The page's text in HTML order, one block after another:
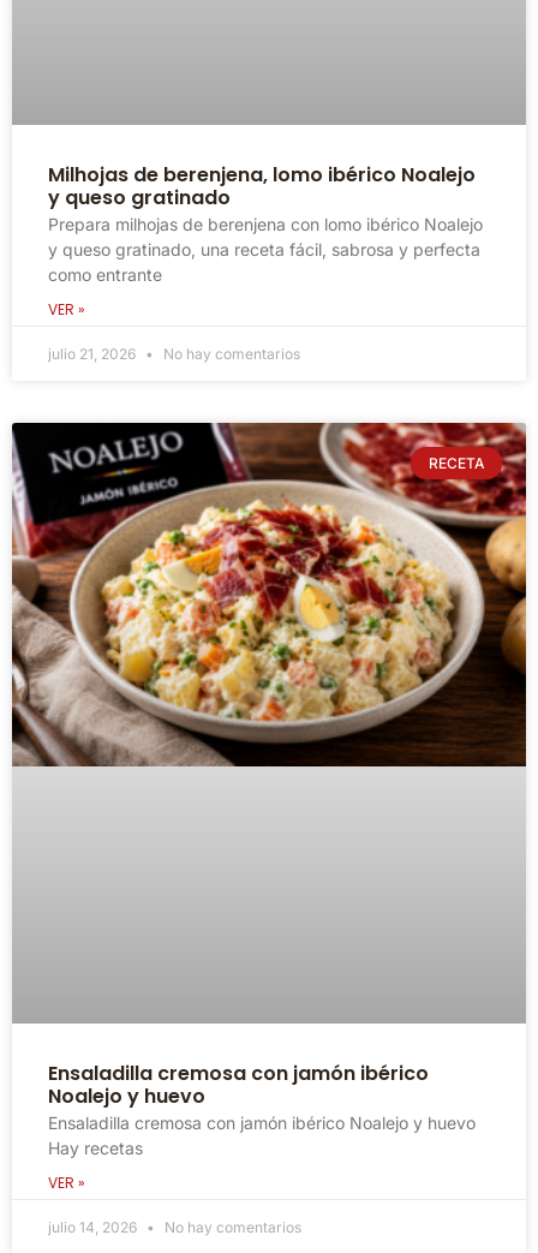
Milhojas de berenjena, lomo ibérico Noalejo
y queso gratinado
Prepara milhojas de berenjena con lomo ibérico Noalejo
y queso gratinado, una receta fácil, sabrosa y perfecta
como entrante
VER »
julio 21, 2026 No hay comentarios
RECETA
Ensaladilla cremosa con jamón ibérico
Noalejo y huevo
Ensaladilla cremosa con jamón ibérico Noalejo y huevo
Hay recetas
VER »
julio 14, 2026 No hay comentarios